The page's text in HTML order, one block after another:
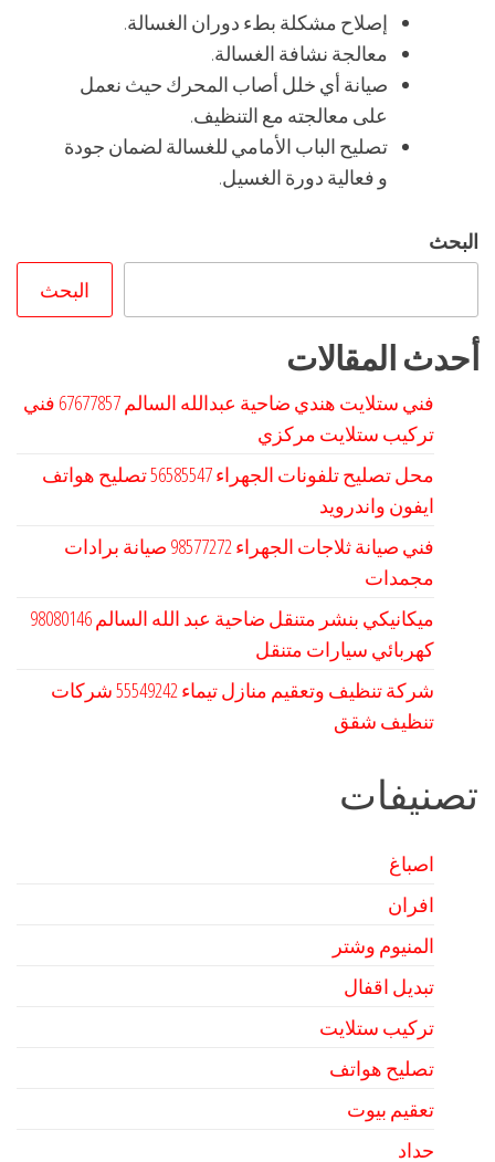
إصلاح مشكلة بطء دوران الغسالة.
معالجة نشافة الغسالة.
صيانة أي خلل أصاب المحرك حيث نعمل
على معالجته مع التنظيف.
تصليح الباب الأمامي للغسالة لضمان جودة
و فعالية دورة الغسيل.
البحث
البحث
أحدث المقالات
فني ستلايت هندي ضاحية عبدالله السالم 67677857 فني
تركيب ستلايت مركزي
محل تصليح تلفونات الجهراء 56585547 تصليح هواتف
ايفون واندرويد
فني صيانة ثلاجات الجهراء 98577272 صيانة برادات
مجمدات
كهربائي سيارات متنقل
شركة تنظيف وتعقيم منازل تيماء 55549242 شركات
تنظيف شقق
تصنيفات
اصباغ
افران
المنيوم وشتر
تبديل اقفال
تركيب ستلايت
تصليح هواتف
تعقيم بيوت
حداد